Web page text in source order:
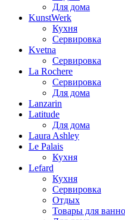
Для дома
KunstWerk
Кухня
Сервировка
Kvetna
Сервировка
La Rochere
Сервировка
Для дома
Lanzarin
Latitude
Для дома
Laura Ashley
Le Palais
Кухня
Lefard
Кухня
Сервировка
Отдых
Товары для